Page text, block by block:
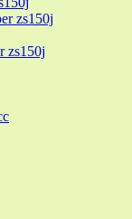
zs150j
zs150j